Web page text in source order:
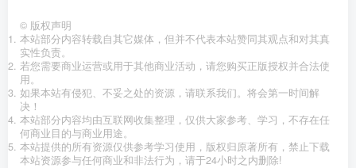
© 版权声明
本站部分内容转载自其它媒体，但并不代表本站赞同其观点和对其真
实性负责。
若您需要商业运营或用于其他商业活动，请您购买正版授权并合法使
用。
如果本站有侵犯、不妥之处的资源，请联系我们。将会第一时间解
决！
本站部分内容均由互联网收集整理，仅供大家参考、学习，不存在任
何商业目的与商业用途。
本站提供的所有资源仅供参考学习使用，版权归原著所有，禁止下载
本站资源参与任何商业和非法行为，请于24小时之内删除!